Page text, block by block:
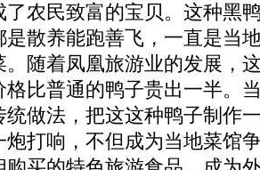
了农民致富的宝贝。这种黑
是散养能跑善飞，一直是当
。随着凤凰旅游业的发展，
格比普通的鸭子贵出一半。
统做法，把这这种鸭子制作
炮打响，不但成为当地菜馆